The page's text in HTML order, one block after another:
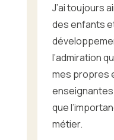
J’ai toujours
des enfants
l’admiration
mes propres
enseignantes
que
métier.